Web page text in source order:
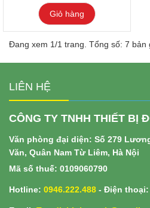
Giỏ hàng
Đang xem 1/1 trang. Tổng số: 7 bản
LIÊN HỆ
CÔNG TY TNHH THIẾT BỊ
Văn phòng đại diện: Số 279
Văn, Quân Nam Từ Liêm, Hà Nội
Mã số thuế: 0109060790
Hotline: 0946.222.488 - Điện thoại: